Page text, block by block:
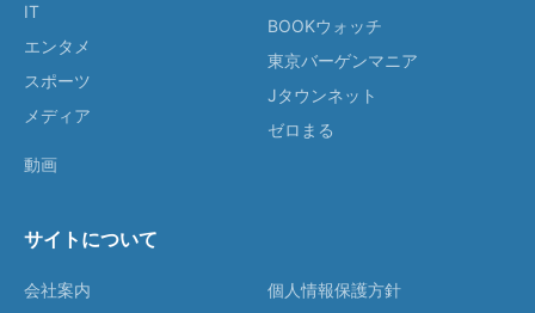
IT
エンタメ
スポーツ
メディア
動画
BOOKウォッチ
東京バーゲンマニア
Jタウンネット
ゼロまる
サイトについて
会社案内
個人情報保護方針